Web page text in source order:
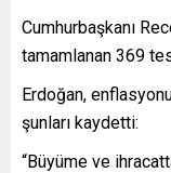
Cumhurbaşkanı
tamamlanan 369
Erdoğan,
şunları kaydetti:
“Büyüme ve